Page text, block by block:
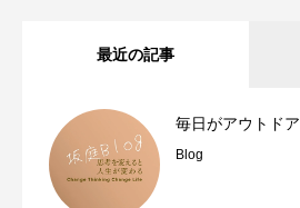
最近の記事
毎日がアウトドア
Blog